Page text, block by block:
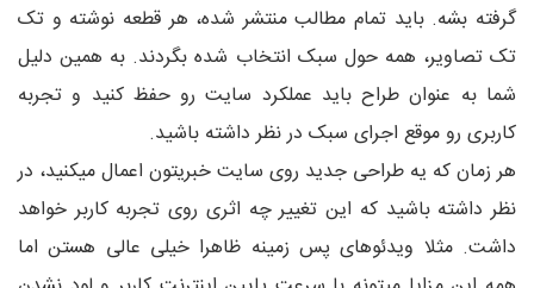
گرفته بشه. باید تمام مطالب منتشر شده، هر قطعه نوشته و تک
تک تصاویر، همه حول سبک انتخاب شده بگردند. به همین دلیل
شما به عنوان طراح باید عملکرد سایت رو حفظ کنید و تجربه
کاربری رو موقع اجرای سبک در نظر داشته باشید.
هر زمان که یه طراحی جدید روی سایت خبریتون اعمال میکنید، در
نظر داشته باشید که این تغییر چه اثری روی تجربه کاربر خواهد
داشت. مثلا ویدئوهای پس زمینه ظاهرا خیلی عالی هستن اما